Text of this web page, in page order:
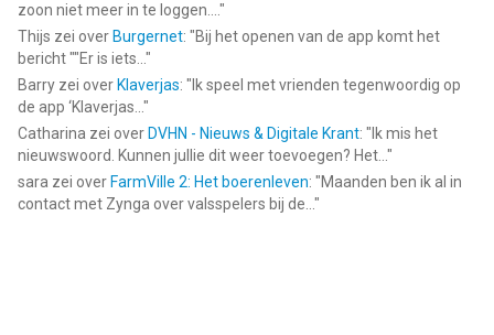
zoon niet meer in te loggen.... "
Thijs zei over Burgernet: "Bij het openen van de app komt het
bericht ""Er is iets... "
Barry zei over Klaverjas: " Ik speel met vrienden tegenwoordig op
de app ‘Klaverjas... "
Catharina zei over DVHN - Nieuws & Digitale Krant: " Ik mis het
nieuwswoord. Kunnen jullie dit weer toevoegen? Het... "
sara zei over FarmVille 2: Het boerenleven: "Maanden ben ik al in
contact met Zynga over valsspelers bij de... "